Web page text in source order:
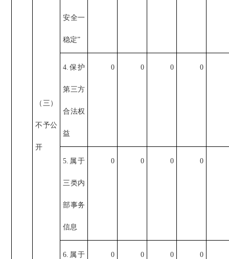
（三）
不予公
开
安全一
稳定”
4.保护
第三方
合法权
益
0 0 0 0
5.属于
三类内
部事务
信息
0 0 0 0
6.属于 0 0 0 0